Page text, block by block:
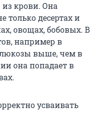
из крови. Она
только десертах и
овощах, бобовых. В
например в
выше, чем в
она попадает в
усваивать